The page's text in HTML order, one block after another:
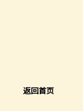
返回首页
（中国内地人士除外）